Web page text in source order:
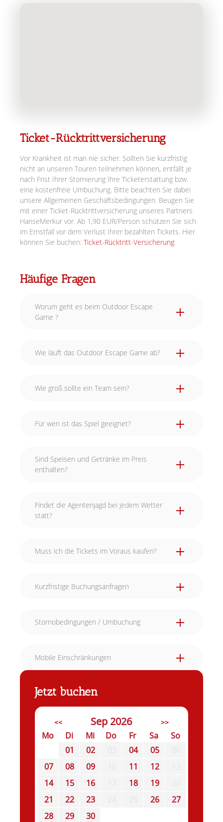
Ticket-Rücktrittversicherung
Vor Krankheit ist man nie sicher. Sollten Sie kurzfristig
nicht an unseren Touren teilnehmen können, entfällt je
nach Frist Ihrer Stornierung Ihre Ticketerstattung bzw.
eine kostenfreie Umbuchung. Bitte beachten Sie dabei
unsere Allgemeinen Geschäftsbedingungen. Beugen Sie
mit einer Ticket-Rücktrittversicherung unseres Partners
HanseMerkur vor. Ab 1,90 EUR/Person schützen Sie sich
im Ernstfall vor dem Verlust Ihrer bezahlten Tickets. Hier
können Sie buchen: Ticket-Rücktritt-Versicherung
Häufige Fragen
Worum geht es beim Outdoor Escape
Game ?
Wie läuft das Outdoor Escape Game ab?
Wie groß sollte ein Team sein?
Für wen ist das Spiel geeignet?
Sind Speisen und Getränke im Preis
enthalten?
Findet die Agentenjagd bei jedem Wetter
statt?
Muss ich die Tickets im Voraus kaufen?
Kurzfristige Buchungsanfragen
Stornobedingungen / Umbuchung
Mobile Einschränkungen
Jetzt buchen
<< Sep 2026 >>
Mo Di Mi Do Fr Sa
So
01
02 04 05
07
08 09 11 12
14
15 16 18 19
21
22 23 26
27
28
29 30